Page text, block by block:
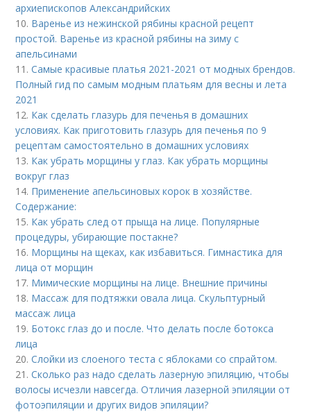
архиепископов Александрийских
10. Варенье из нежинской рябины красной рецепт
простой. Варенье из красной рябины на зиму с
апельсинами
11.Самые красивые платья 2021-2021 от модных брендов.
Полный гид по самым модным платьям для весны и лета
2021
12. Как сделать глазурь для печенья в домашних
условиях. Как приготовить глазурь для печенья по 9
рецептам самостоятельно в домашних условиях
13. Как убрать морщины у глаз. Как убрать морщины
вокруг глаз
14. Применение апельсиновых корок в хозяйстве.
Содержание:
15. Как убрать след от прыща на лице. Популярные
процедуры, убирающие постакне?
16. Морщины на щеках, как избавиться. Гимнастика для
лица от морщин
17. Мимические морщины на лице. Внешние причины
18. Массаж для подтяжки овала лица. Скульптурный
массаж лица
19. Ботокс глаз до и после. Что делать после ботокса
лица
20.Слойки из слоеного теста с яблоками со спрайтом.
21.Сколько раз надо сделать лазерную эпиляцию, чтобы
волосы исчезли навсегда. Отличия лазерной эпиляции от
фотоэпиляции и других видов эпиляции?